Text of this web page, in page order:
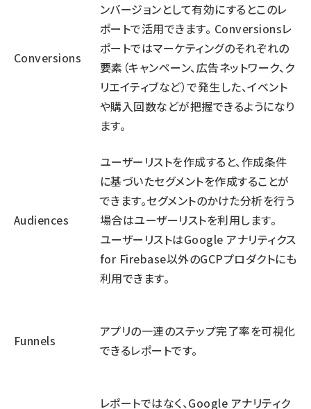
Conversions
ンバージョンとして有効にするとこのレ
ポートで活用できます。 Conversionsレ
ポートではマーケティングのそれぞれの
要素（キャンペーン、広告ネットワーク、ク
リエイティブなど）で発生した、イベント
や購入回数などが把握できるようになり
ます。
Audiences
ユーザーリストを作成すると、作成条件
に基づいたセグメントを作成することが
できます。セグメントのかけた分析を行う
場合はユーザーリストを利用します。
ユーザーリストはGoogle アナリティクス
for Firebase以外のGCPプロダクトにも
利用できます。
Funnels
アプリの一連のステップ完了率を可視化
できるレポートです。
レポートではなく、Google アナリティク